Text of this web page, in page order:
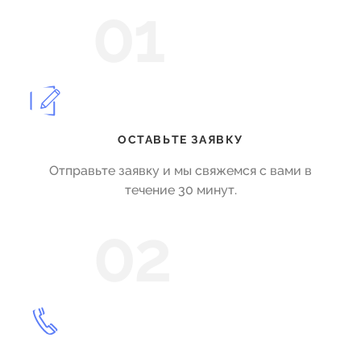
ОСТАВЬТЕ ЗАЯВКУ
Отправьте заявку и мы свяжемся с вами в
течение 30 минут.